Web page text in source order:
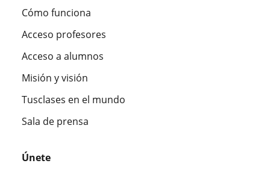
Cómo funciona
Acceso profesores
Acceso a alumnos
Misión y visión
Tusclases en el mundo
Sala de prensa
Únete